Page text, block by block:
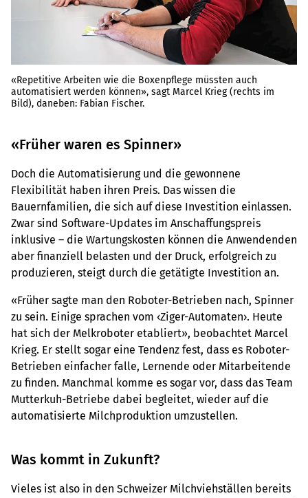
«Repetitive Arbeiten wie die Boxenpflege müssten auch
automatisiert werden können», sagt Marcel Krieg (rechts im
Bild), daneben: Fabian Fischer.
«Früher waren es Spinner»
Doch die Automatisierung und die gewonnene
Flexibilität haben ihren Preis. Das wissen die
Bauernfamilien, die sich auf diese Investition einlassen.
Zwar sind Software-Updates im Anschaffungspreis
inklusive – die Wartungskosten können die Anwendenden
aber finanziell belasten und der Druck, erfolgreich zu
produzieren, steigt durch die getätigte Investition an.
«Früher sagte man den Roboter-Betrieben nach, Spinner
zu sein. Einige sprachen vom ‹Ziger-Automaten›. Heute
hat sich der Melkroboter etabliert», beobachtet Marcel
Krieg. Er stellt sogar eine Tendenz fest, dass es Roboter-
Betrieben einfacher falle, Lernende oder Mitarbeitende
zu finden. Manchmal komme es sogar vor, dass das Team
Mutterkuh-Betriebe dabei begleitet, wieder auf die
automatisierte Milchproduktion umzustellen.
Was kommt in Zukunft?
Vieles ist also in den Schweizer Milchviehställen bereits